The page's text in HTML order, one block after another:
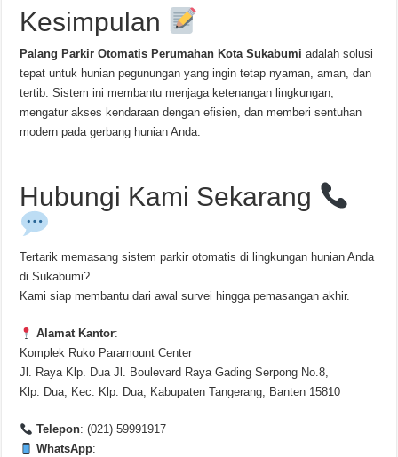
Kesimpulan
Palang Parkir Otomatis Perumahan Kota Sukabumi adalah solusi
tepat untuk hunian pegunungan yang ingin tetap nyaman, aman, dan
tertib. Sistem ini membantu menjaga ketenangan lingkungan,
mengatur akses kendaraan dengan efisien, dan memberi sentuhan
modern pada gerbang hunian Anda.
Hubungi Kami Sekarang
Tertarik memasang sistem parkir otomatis di lingkungan hunian Anda
di Sukabumi?
Kami siap membantu dari awal survei hingga pemasangan akhir.
Alamat Kantor:
Komplek Ruko Paramount Center
Jl. Raya Klp. Dua Jl. Boulevard Raya Gading Serpong No.8,
Klp. Dua, Kec. Klp. Dua, Kabupaten Tangerang, Banten 15810
Telepon: (021) 59991917
WhatsApp: